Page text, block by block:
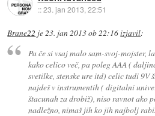
::23. jan 2013, 22:51
Brane22 je23. jan 2013 ob 22:16izjavil:
Pa če si vsaj malo sam-svoj-mojster,
kako celico več, pa poleg AAA (
svetilke, stenske ure itd) celic tudi 9V
najdeš v instrumentih ( digitalni
štacunah za drobiž), niso ravnot ako
nadležno, nimaš jih ko jih najbolj